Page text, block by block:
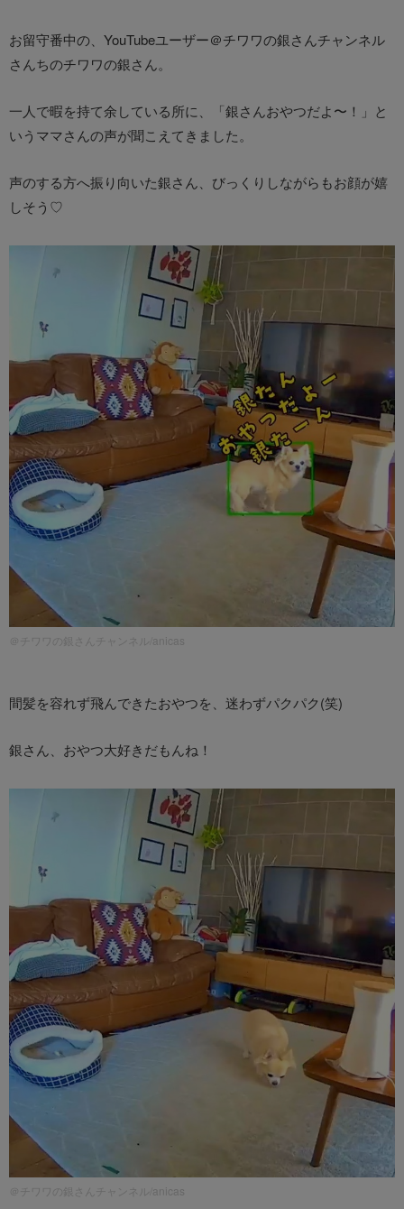
お留守番中の、YouTubeユーザー＠チワワの銀さんチャンネル
さんちのチワワの銀さん。
一人で暇を持て余している所に、「銀さんおやつだよ〜！」と
いうママさんの声が聞こえてきました。
声のする方へ振り向いた銀さん、びっくりしながらもお顔が嬉
しそう♡
＠チワワの銀さんチャンネル/anicas
間髪を容れず飛んできたおやつを、迷わずパクパク(笑)
銀さん、おやつ大好きだもんね！
＠チワワの銀さんチャンネル/anicas